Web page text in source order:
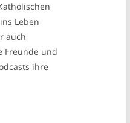
Leben
auch
Freunde und
ihre